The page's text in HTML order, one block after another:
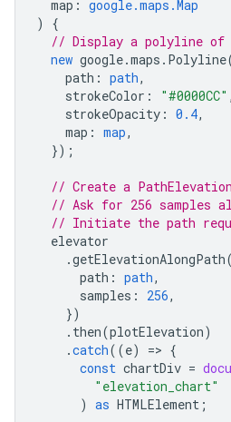
map : google.maps.Map
)
{
// Display a polyline of
new google.maps . Polyline
path : path,
strokeColor : "#0000CC" ,
strokeOpacity : 0.4,
map : map,
});
// Create a
// Ask for 256 samples
// Initiate the path
elevator
.getElevationAlongPath
path : path,
samples : 256,
})
. then(plotElevation)
.catch((e) => {
const chartDiv =
"elevation_chart"
) as HTMLElement ;